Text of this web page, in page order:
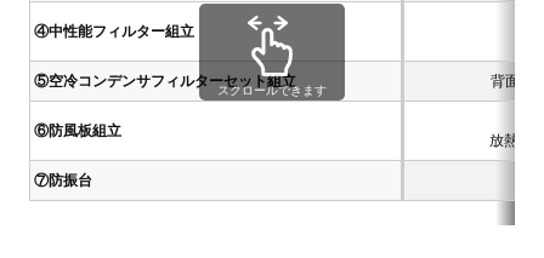
④中性能フィルター組立
⑤空冷コンデンサフィルターセット組立 背面用
⑥防風板組立
放熱空
⑦防振台
スクロールできます